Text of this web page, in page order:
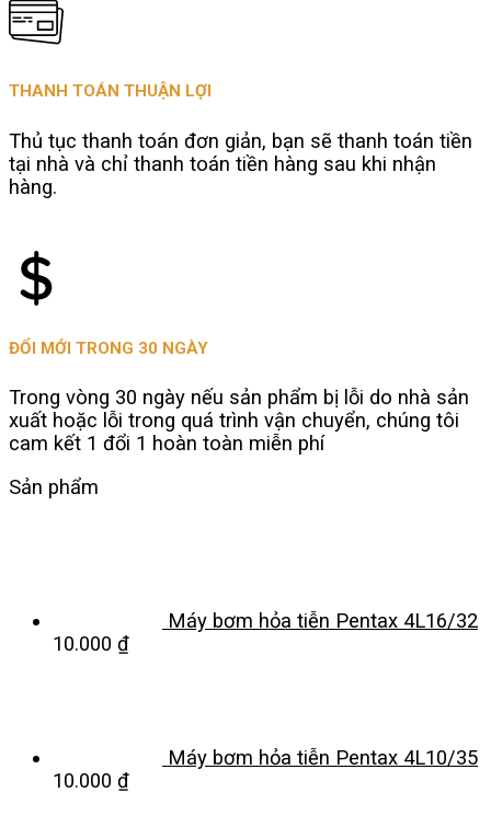
THANH TOÁN THUẬN LỢI
Thủ tục thanh toán đơn giản, bạn sẽ thanh toán tiền
tại nhà và chỉ thanh toán tiền hàng sau khi nhận
hàng.
ĐỔI MỚI TRONG 30 NGÀY
Trong vòng 30 ngày nếu sản phẩm bị lỗi do nhà sản
xuất hoặc lỗi trong quá trình vận chuyển, chúng tôi
cam kết 1 đổi 1 hoàn toàn miễn phí
Sản phẩm
Máy bơm hỏa tiễn Pentax 4L16/32
10.000 ₫
Máy bơm hỏa tiễn Pentax 4L10/35
10.000 ₫